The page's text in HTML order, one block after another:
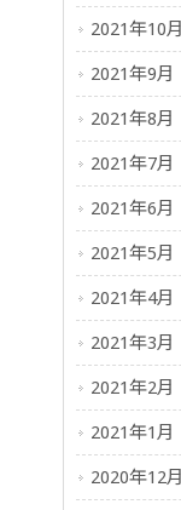
2021年10月
2021年9月
2021年8月
2021年7月
2021年6月
2021年5月
2021年4月
2021年3月
2021年2月
2021年1月
2020年12月